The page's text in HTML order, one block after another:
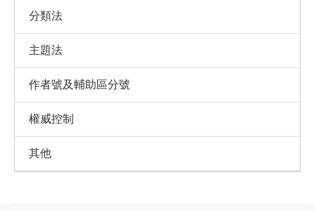
分類法
主題法
作者號及輔助區分號
權威控制
其他